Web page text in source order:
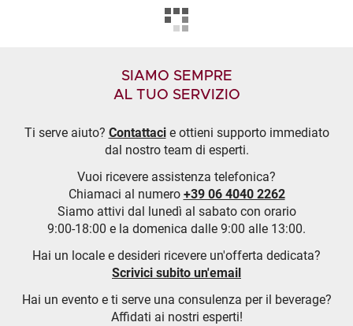
SIAMO SEMPRE
AL TUO SERVIZIO
Ti serve aiuto? Contattacie ottieni supporto immediato
dal nostro team di esperti.
Vuoi ricevere assistenza telefonica?
Chiamaci al numero +39 06 4040 2262
Siamo attivi dal lunedì al sabato con orario
9:00-18:00 e la domenica dalle 9:00 alle 13:00.
Hai un locale e desideri ricevere un'offerta dedicata?
Scrivici subito un'email
Hai un evento e ti serve una consulenza per il beverage?
Affidati ai nostri esperti!